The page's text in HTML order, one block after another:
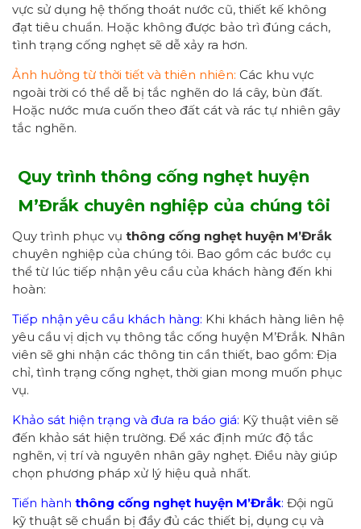
vực sử dụng hệ thống thoát nước cũ, thiết kế không
đạt tiêu chuẩn. Hoặc không được bảo trì đúng cách,
tình trạng cống nghẹt sẽ dễ xảy ra hơn.
Ảnh hưởng từ thời tiết và thiên nhiên: Các khu vực
ngoài trời có thể dễ bị tắc nghẽn do lá cây, bùn đất.
Hoặc nước mưa cuốn theo đất cát và rác tự nhiên gây
tắc nghẽn.
Quy trình thông cống nghẹt huyện
M’Đrắk chuyên nghiệp của chúng tôi
Quy trình phục vụ thông cống nghẹt huyện M’Đrắk
chuyên nghiệp của chúng tôi. Bao gồm các bước cụ
thể từ lúc tiếp nhận yêu cầu của khách hàng đến khi
hoàn:
Tiếp nhận yêu cầu khách hàng: Khi khách hàng liên hệ
yêu cầu vị dịch vụ thông tắc cống huyện M’Đrắk. Nhân
viên sẽ ghi nhận các thông tin cần thiết, bao gồm: Địa
chỉ, tình trạng cống nghẹt, thời gian mong muốn phục
vụ.
Khảo sát hiện trạng và đưa ra báo giá: Kỹ thuật viên sẽ
đến khảo sát hiện trường. Để xác định mức độ tắc
nghẽn, vị trí và nguyên nhân gây nghẹt. Điều này giúp
chọn phương pháp xử lý hiệu quả nhất.
Tiến hành thông cống nghẹt huyện M’Đrắk: Đội ngũ
kỹ thuật sẽ chuẩn bị đầy đủ các thiết bị, dụng cụ và